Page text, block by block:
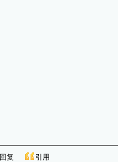
回复 引用